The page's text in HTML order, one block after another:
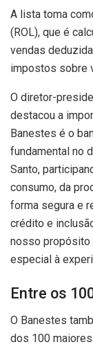
A lista toma
(ROL), que é
vendas
impostos sobre
O diretor-
destacou a
Banestes é o
fundamental no
Santo,
consumo, da
forma segura e
crédito e
nosso propósito
especial à
Entre os
O Banestes
dos 100